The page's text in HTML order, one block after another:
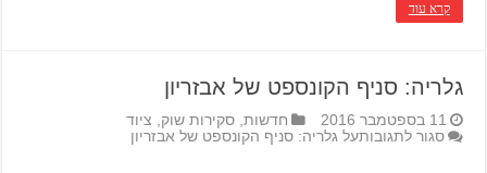
קרא עוד
גלריה: סניף הקונספט של אבזריון
11 בספטמבר 2016 חדשות,סקירות שוק, ציוד
סגור לתגובותעל גלריה: סניף הקונספט של אבזריון